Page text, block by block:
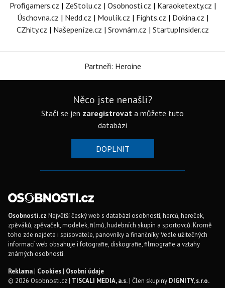
Profigamers.cz | ZeStolu.cz | Osobnosti.cz | Karaoketexty.cz |
Úschovna.cz | Nedd.cz | Moulík.cz | Fights.cz | Dokina.cz |
CZhity.cz | Našepeníze.cz | Srovnám.cz | StartupInsider.cz
Partneři: Heroine
Něco jste nenašli?
Stačí se jen zaregistrovat a můžete tuto
databázi
DOPLNIT
Osobnosti.cz Největší český web s databází osobností, herců, hereček,
zpěváků, zpěvaček, modelek, filmů, hudebních skupin a sportovců. Kromě
toho zde najdete i spisovatele, panovníky a finančníky. Vedle užitečných
informací web obsahuje i fotografie, diskografie, filmografie a vztahy
známých osobností.
Reklama| Cookies| Osobní údaje
© 2026 Osobnosti.cz | TISCALI MEDIA, a.s.| Člen skupiny DIGNITY, s.r.o.